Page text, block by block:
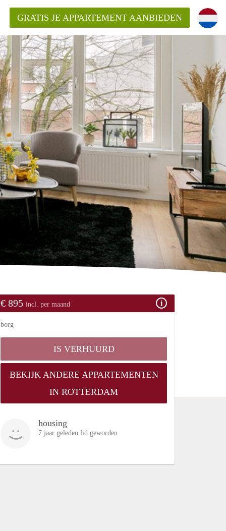
in Rotterdam?
GRATIS JE APPARTEMENT AANBIEDEN
€ 895 incl. per maand
borg
IS VERHUURD
BEKIJK ANDERE APPARTEMENTEN
IN ROTTERDAM
housing
7 jaar geleden lid geworden